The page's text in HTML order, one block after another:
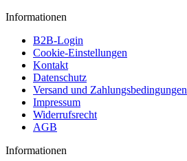
Informationen
B2B-Login
Cookie-Einstellungen
Kontakt
Datenschutz
Versand und Zahlungsbedingungen
Impressum
Widerrufsrecht
AGB
Informationen